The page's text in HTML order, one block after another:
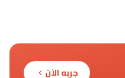
جربه الآن